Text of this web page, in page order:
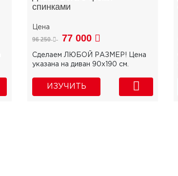
спинками
96 250 77 000
Сделаем ЛЮБОЙ РАЗМЕР! Цена
указана на диван 90х190 см.
ИЗУЧИТЬ